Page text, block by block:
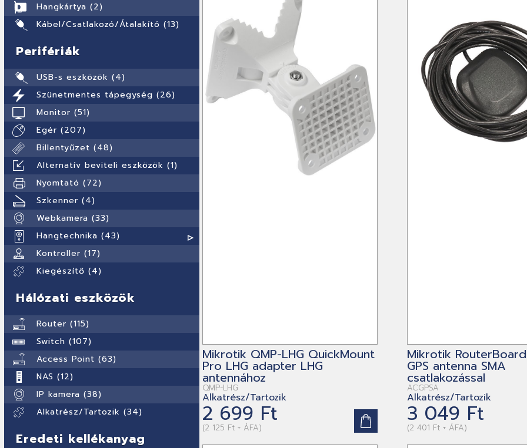
Hangkártya (2)
Kábel/Csatlakozó/Átalakító (13)
Perifériák
USB-s eszközök (4)
Szünetmentes tápegység (26)
Monitor (51)
Egér (207)
Billentyűzet (48)
Alternatív beviteli eszközök (1)
Nyomtató (72)
Szkenner (4)
Webkamera (33)
Hangtechnika (43)
Kontroller (17)
Kiegészítő (4)
Hálózati eszközök
Router (115)
Switch (107)
Access Point (63)
NAS (12)
IP kamera (38)
Alkatrész/Tartozik (34)
Eredeti kellékanyag
Mikrotik QMP-LHG QuickMount
Pro LHG adapter LHG
antennához
QMP-LHG
Alkatrész/Tartozik
2 699 Ft
(2 125 Ft + ÁFA)
Mikrotik RouterBoard
GPS antenna SMA
csatlakozással
ACGPSA
Alkatrész/Tartozik
3 049 Ft
(2 401 Ft + ÁFA)